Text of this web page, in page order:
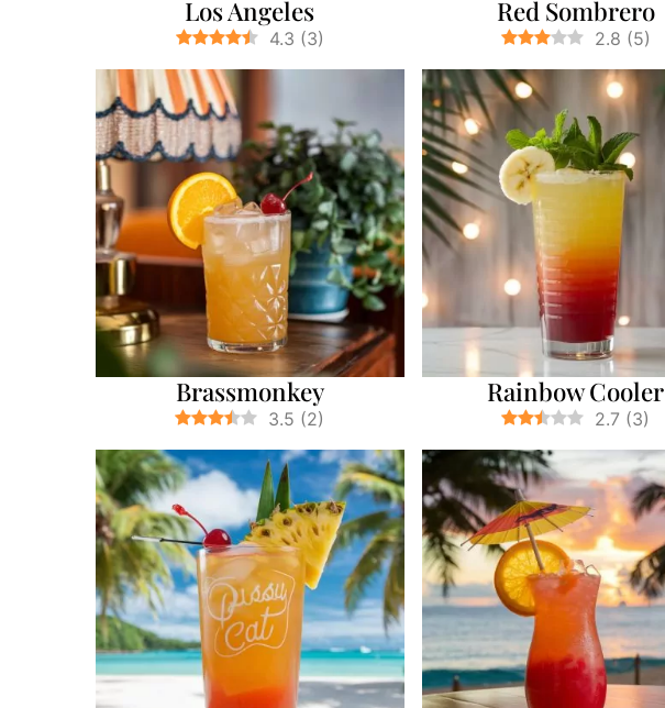
Los Angeles
4.3 (3)
Red Sombrero
2.8 (5)
Brassmonkey
3.5 (2)
Rainbow Cooler
2.7 (3)